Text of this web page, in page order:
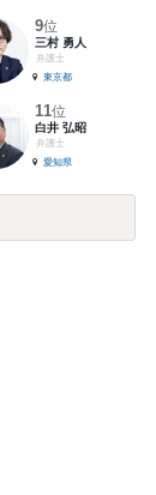
9位
三村 勇人
弁護士
東京都
11位
白井 弘昭
弁護士
愛知県